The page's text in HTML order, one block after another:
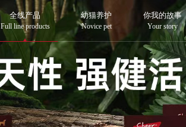
全线产品
Full line products
幼猫养护
Novice pet
你我的故事
Your story